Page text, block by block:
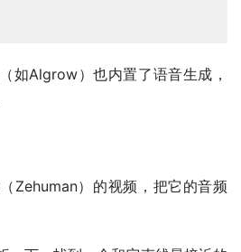
如Algrow）也内置了语音生成，
Zehuman）的视频，把它的音频